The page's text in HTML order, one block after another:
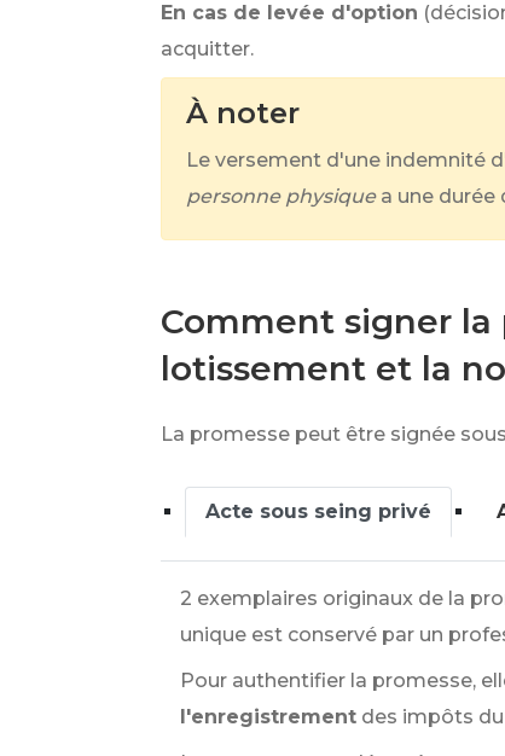
En cas de levée d'option
acquitter.
À noter
Le versement d'une indemnité
personne physique a une durée
Comment signer
lotissement et la
La promesse peut être signée sous
Acte sous seing privé
2 exemplaires originaux de la
unique est conservé par un
Pour authentifier la promesse,
l'enregistrement des impôts